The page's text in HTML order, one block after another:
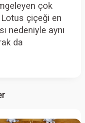
çok
çiçeği en
nedeniyle aynı
da